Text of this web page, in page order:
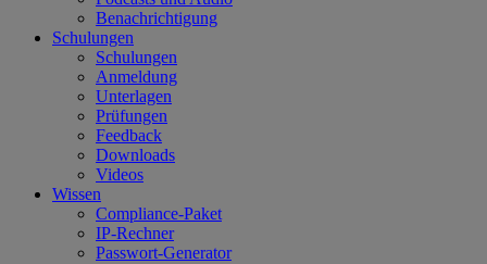
Benachrichtigung
Schulungen
Schulungen
Anmeldung
Unterlagen
Prüfungen
Feedback
Downloads
Videos
Wissen
Compliance-Paket
IP-Rechner
Passwort-Generator